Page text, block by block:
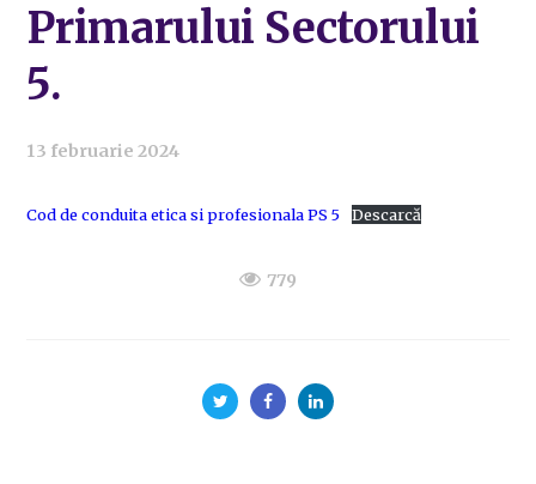
Primarului Sectorului
5.
13 februarie 2024
Cod de conduita etica si profesionala PS 5 Descarcă
779